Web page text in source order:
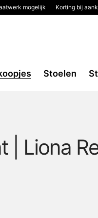
mogelijk Korting bij
Stoelen
| Liona